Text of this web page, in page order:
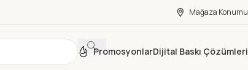
Mağaza Konumu
PromosyonlarDijital Baskı Çözümleri